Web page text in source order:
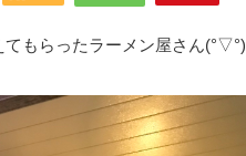
もらったラーメン屋さん(°▽°)